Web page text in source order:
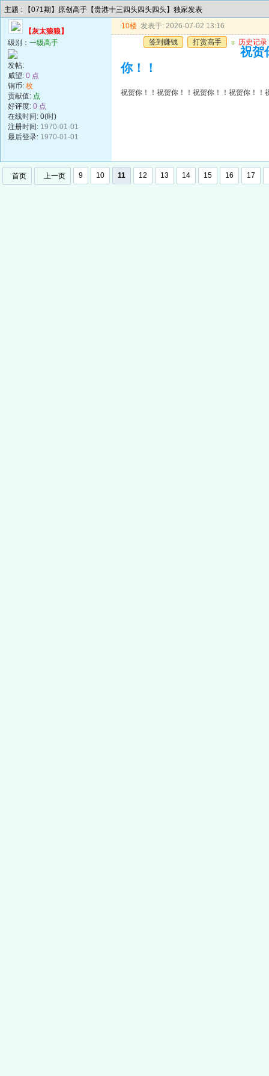
主题 : 【071期】原创高手【贵港十三四头四头四头】独家发表
【灰太狼狼】
级别： 一级高手
发帖:
威望: 0 点
铜币: 枚
贡献值: 点
好评度: 0 点
在线时间: 0(时)
注册时间: 1970-01-01
最后登录: 1970-01-01
10楼 发表于: 2026-07-02 13:16
签到赚钱
打赏高手 u 历史记录
祝贺
你！！
祝贺你！！祝贺你！！祝贺你！！祝贺你！！
首页 上一页 9 10 11 12 13 14 15 16 17